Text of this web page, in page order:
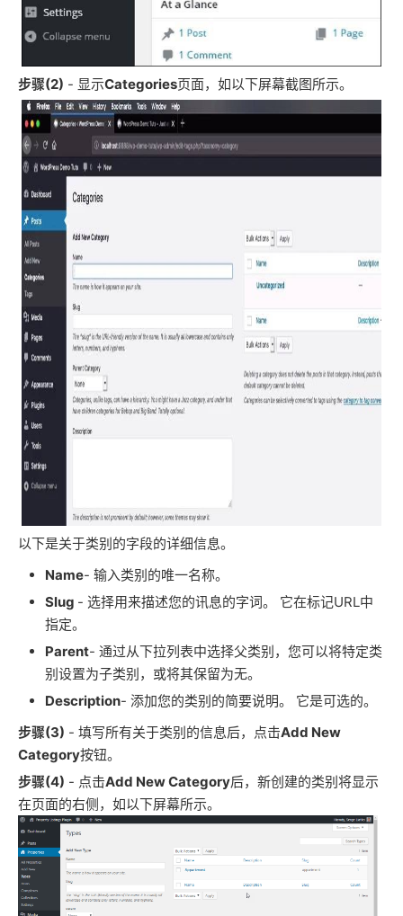
步骤(2) - 显示Categories页面，如以下屏幕截图所示。
以下是关于类别的字段的详细信息。
Name- 输入类别的唯一名称。
Slug - 选择用来描述您的讯息的字词。
它在标记URL中
指定。
Parent- 通过从下拉列表中选择父类别，您可以将特定类
别设置为子类别，或将其保留为无。
Description- 添加您的类别的简要说明。
它是可选的。
步骤(3) - 填写所有关于类别的信息后，点击Add New
Category按钮。
步骤(4) - 点击Add New Category后，新创建的类别将显示
在页面的右侧，如以下屏幕所示。